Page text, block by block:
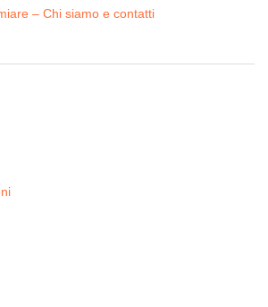
– Chi siamo e contatti